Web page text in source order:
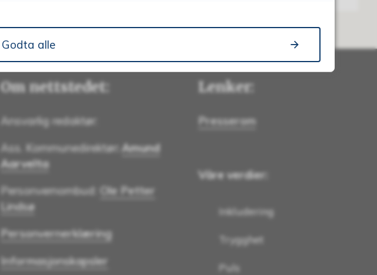
Om nettstedet:
Ansvarlig redaktør:
Ass. Kommunedirektør: Amund
Aarvelta
Personvernombud:
Ole Petter
Lindsø
Personvernerklæring
Informasjonskapsler
Lenker:
Presserom
Våre verdier:
Inkludering
Trygghet
Puls
Godta alle